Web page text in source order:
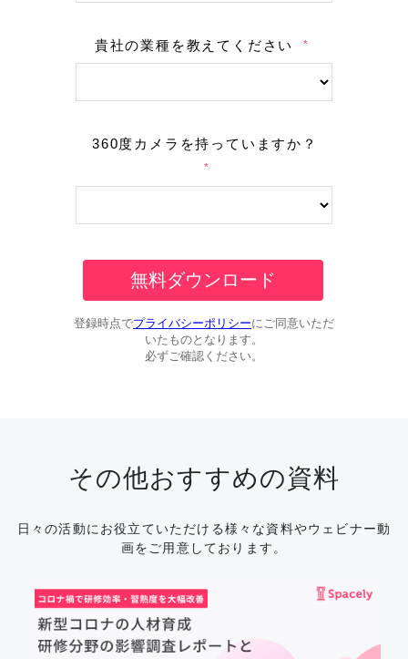
その他おすすめの資料
日々の活動にお役立ていただける様々な資料やウェビナー動
画をご用意しております。